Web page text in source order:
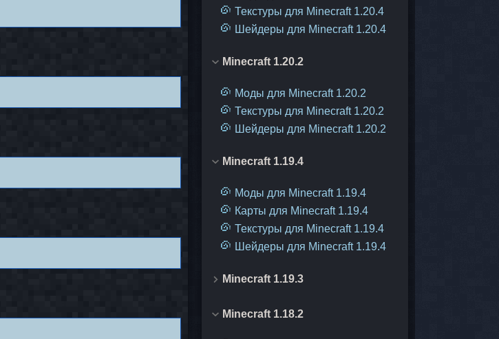
Текстуры для Minecraft 1.20.4
Шейдеры для Minecraft 1.20.4
Minecraft 1.20.2
Моды для Minecraft 1.20.2
Текстуры для Minecraft 1.20.2
Шейдеры для Minecraft 1.20.2
Minecraft 1.19.4
Моды для Minecraft 1.19.4
Карты для Minecraft 1.19.4
Текстуры для Minecraft 1.19.4
Шейдеры для Minecraft 1.19.4
Minecraft 1.19.3
Minecraft 1.18.2